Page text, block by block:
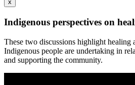
x
Indigenous perspectives on
These two discussions highlight healing
Indigenous people are undertaking in
and supporting the community.